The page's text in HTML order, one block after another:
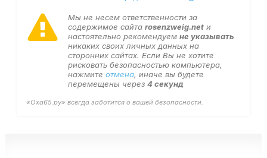
Мы не несем ответственности за
содержимое сайта rosenzweig.netи
настоятельно рекомендуем не указывать
никаких своих личных данных на
сторонних сайтах. Если Вы не хотите
рисковать безопасностью компьютера,
нажмите отмена, иначе вы будете
перемещены через 4 секунд
«Оха65.ру» всегда заботится о вашей безопасности.